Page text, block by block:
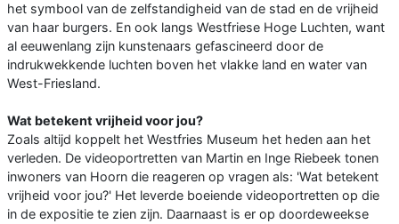
het symbool van de zelfstandigheid van de stad en de vrijheid
van haar burgers. En ook langs Westfriese Hoge Luchten, want
al eeuwenlang zijn kunstenaars gefascineerd door de
indrukwekkende luchten boven het vlakke land en water van
West-Friesland.
Wat betekent vrijheid voor jou?
Zoals altijd koppelt het Westfries Museum het heden aan het
verleden. De videoportretten van Martin en Inge Riebeek tonen
inwoners van Hoorn die reageren op vragen als: 'Wat betekent
vrijheid voor jou?' Het leverde boeiende videoportretten op die
in de expositie te zien zijn. Daarnaast is er op doordeweekse